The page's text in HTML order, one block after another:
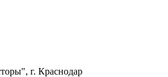
г. Краснодар